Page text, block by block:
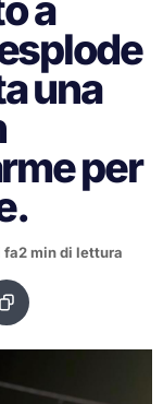
una
per
fa2 min di lettura